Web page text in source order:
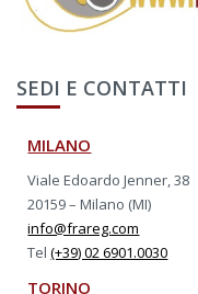
SEDI E CONTATTI
MILANO
Viale Edoardo Jenner, 38
20159 – Milano (MI)
info@frareg.com
Tel(+39) 02 6901.0030
TORINO